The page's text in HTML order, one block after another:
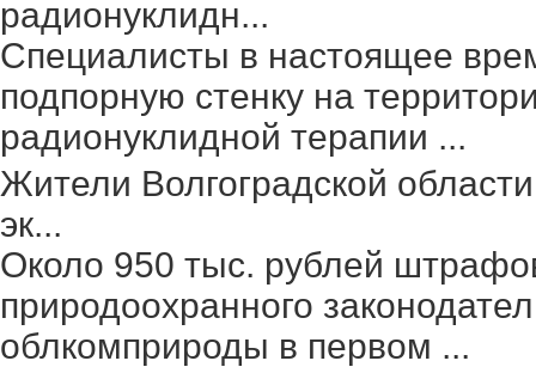
радионуклидн...
Специалисты в настоящее
подпорную стенку на
радионуклидной терапии ...
Жители Волгоградской
эк...
Около 950 тыс. рублей
природоохранного
облкомприроды в первом ...